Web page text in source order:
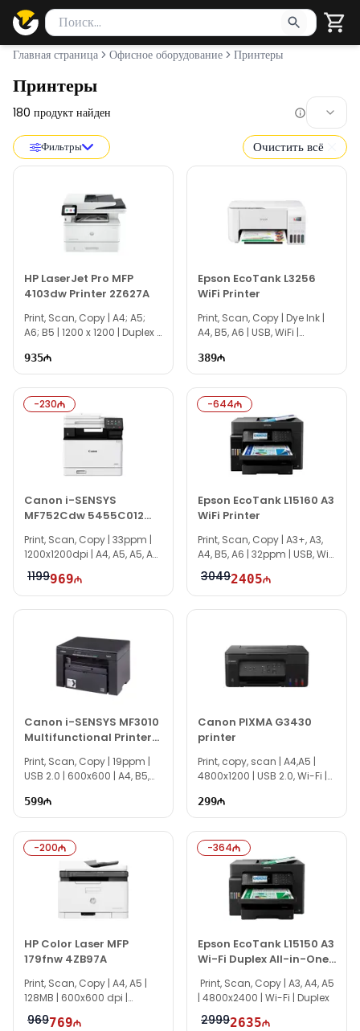
Поиск товаров
Введите минимум 2 символа для поиска. Нажмите Enter
Главная страница Офисное оборудование Принтеры
Принтеры
180 продукт найден
Фильтры Очистить всё
HP LaserJet Pro MFP
4103dw Printer 2Z627A
Print, Scan, Copy | A4; A5;
A6; B5 | 1200 x 1200 | Duplex |
935
Epson EcoTank L3256
WiFi Printer
Print, Scan, Copy | Dye Ink |
A4, B5, A6 | USB, WiFi |
389
-230
Canon i-SENSYS
MF752Cdw 5455C012
Multifunction Printer
Print, Scan, Copy | 33ppm |
1200x1200dpi | A4, A5, A5, A6,
B5 | Wi-Fi | Duplex, ADF
1199969
-644
Epson EcoTank L15160 A3
WiFi Printer
Print, Scan, Copy | A3+, A3,
A4, B5, A6 | 32ppm | USB, WiFi
| TI1143
30492405
Canon i-SENSYS MF3010
Multifunctional Printer
Print, Scan, Copy | 19ppm |
USB 2.0 | 600x600 | A4, B5,
599
Canon PIXMA G3430
printer
Print, copy, scan | A4,A5 |
4800x1200 | USB 2.0, Wi-Fi |
299
-200
HP Color Laser MFP
179fnw 4ZB97A
Print, Scan, Copy | A4, A5 |
128MB | 600x600 dpi |
19ppm | WiFi
969769
-364
Epson EcoTank L15150 A3
Wi-Fi Duplex All-in-One
Print, Scan, Copy | A3, A4, A5
| 4800x2400 | Wi-Fi | Duplex
29992635